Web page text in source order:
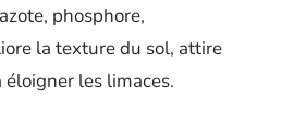
phosphore,
la texture du sol, attire
éloigner les limaces.